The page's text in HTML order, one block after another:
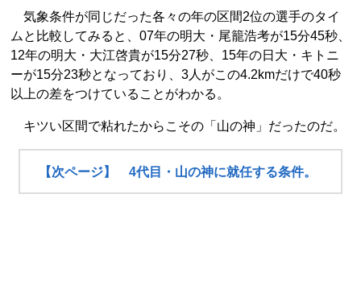
気象条件が同じだった各々の年の区間2位の選手のタイ
ムと比較してみると、07年の明大・尾籠浩考が15分45秒、
12年の明大・大江啓貴が15分27秒、15年の日大・キトニ
ーが15分23秒となっており、3人がこの4.2kmだけで40秒
以上の差をつけていることがわかる。
キツい区間で粘れたからこその「山の神」だったのだ。
【次ページ】 4代目・山の神に就任する条件。